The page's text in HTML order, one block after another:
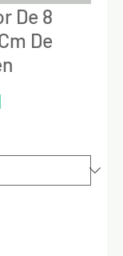
De 8
De